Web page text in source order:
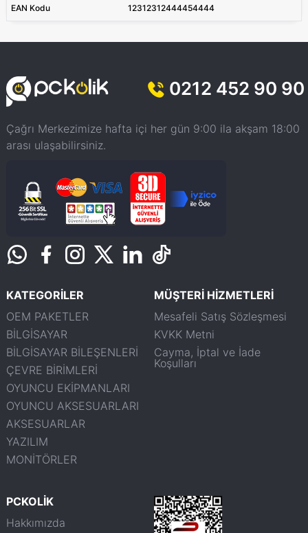
EAN Kodu 12312312444454444
0212 452 90 90
Çağrı Merkezimize hafta içi her gün 9:00 ila akşam 18:00
arası ulaşabilirsiniz.
KATEGORİLER
OEM PAKETLER
BİLGİSAYAR
BİLGİSAYAR BİLEŞENLERİ
ÇEVRE BİRİMLERİ
OYUNCU EKİPMANLARI
OYUNCU AKSESUARLARI
AKSESUARLAR
YAZILIM
MONİTÖRLER
MÜŞTERİ HİZMETLERİ
Mesafeli Satış Sözleşmesi
KVKK Metni
Cayma, İptal ve İade
Koşulları
PCKOLİK
Hakkımızda